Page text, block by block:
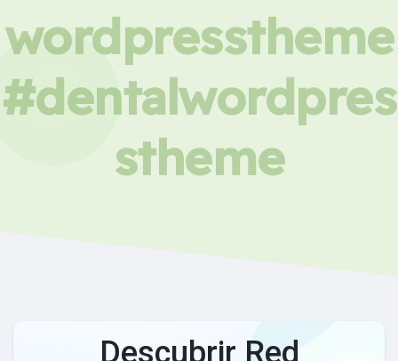
wordpresstheme
#dentalwordpres
stheme
Descubrir Red